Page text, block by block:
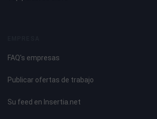
FAQ's empresas
Publicar ofertas de trabajo
Su feed en Insertia.net